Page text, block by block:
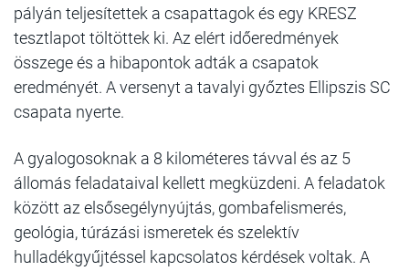
pályán teljesítettek a csapattagok és egy KRESZ
tesztlapot töltöttek ki. Az elért időeredmények
összege és a hibapontok adták a csapatok
eredményét. A versenyt a tavalyi győztes Ellipszis SC
csapata nyerte.
A gyalogosoknak a 8 kilométeres távval és az 5
állomás feladataival kellett megküzdeni. A feladatok
között az elsősegélynyújtás, gombafelismerés,
geológia, túrázási ismeretek és szelektív
hulladékgyűjtéssel kapcsolatos kérdések voltak. A